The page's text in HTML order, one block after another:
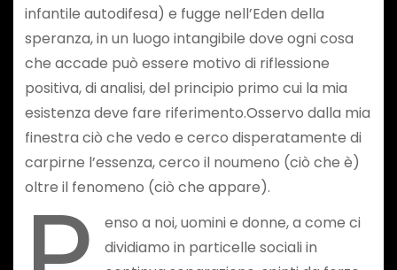
infantile autodifesa) e fugge nell’Eden della
speranza, in un luogo intangibile dove ogni cosa
che accade può essere motivo di riflessione
positiva, di analisi, del principio primo cui la mia
esistenza deve fare riferimento.Osservo dalla mia
finestra ciò che vedo e cerco disperatamente di
carpirne l’essenza, cerco il noumeno (ciò che è)
oltre il fenomeno (ciò che appare).
enso a noi, uomini e donne, a come ci
dividiamo in particelle sociali in